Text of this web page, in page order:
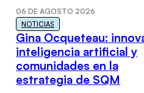
06 DE AGOSTO 2026
NOTICIAS
Gina Ocqueteau:
inteligencia artificial y
comunidades en la
estrategia de SQM